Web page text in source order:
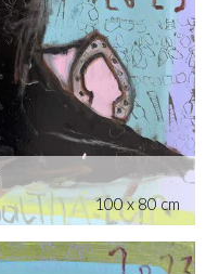
100 x 80 cm